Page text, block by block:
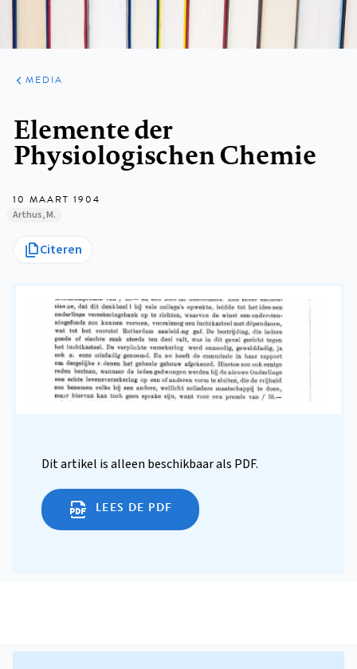
ARTIKELEN
VARIA
MEDIA
Elemente der
Physiologischen Chemie
10 MAART 1904
Arthus, M.
Citeren
Dit artikel is alleen beschikbaar als PDF.
LEES DE PDF